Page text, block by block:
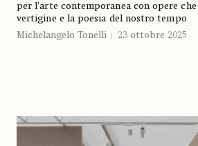
per l’arte contemporanea con opere
vertigine e la poesia del nostro tempo
Michelangelo Tonelli
23 ottobre 2025